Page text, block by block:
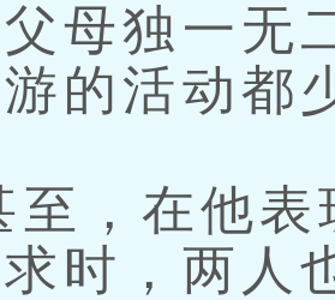
母独一无
的活动都
，在他表
时，两人